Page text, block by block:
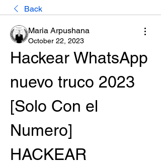
Back
Maria Arpushana
October 22, 2023
Hackear WhatsApp
nuevo truco 2023
[Solo Con el
Numero]
HACKEAR